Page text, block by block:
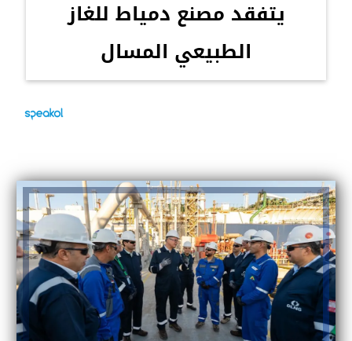
يتفقد مصنع دمياط للغاز
الطبيعي المسال